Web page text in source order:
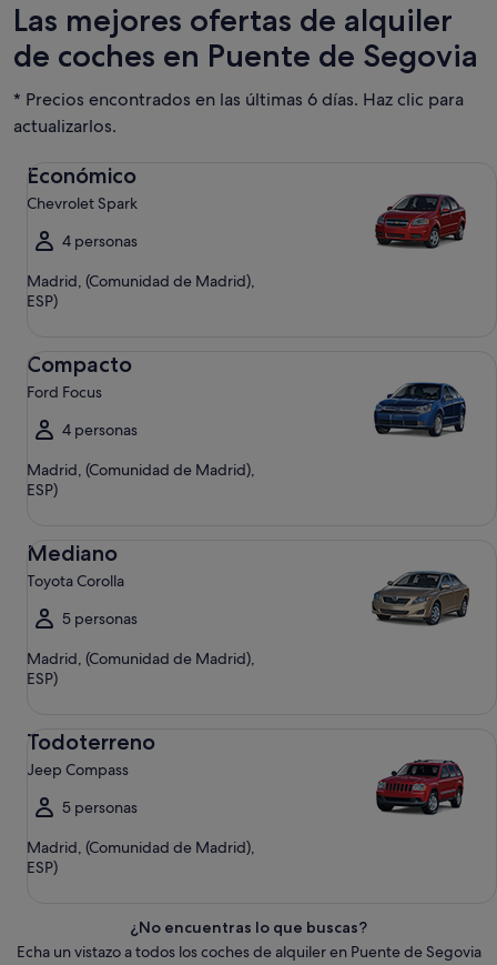
Las mejores ofertas de alquiler
de coches en Puente de Segovia
* Precios encontrados en las últimas 6 días. Haz clic para
actualizarlos.
Económico
Chevrolet Spark
4 personas
Madrid, (Comunidad de Madrid),
ESP)
Compacto
Ford Focus
4 personas
Madrid, (Comunidad de Madrid),
ESP)
Mediano
Toyota Corolla
5 personas
Madrid, (Comunidad de Madrid),
ESP)
Todoterreno
Jeep Compass
5 personas
Madrid, (Comunidad de Madrid),
ESP)
¿No encuentras lo que buscas?
Echa un vistazo a todos los coches de alquiler en Puente de Segovia